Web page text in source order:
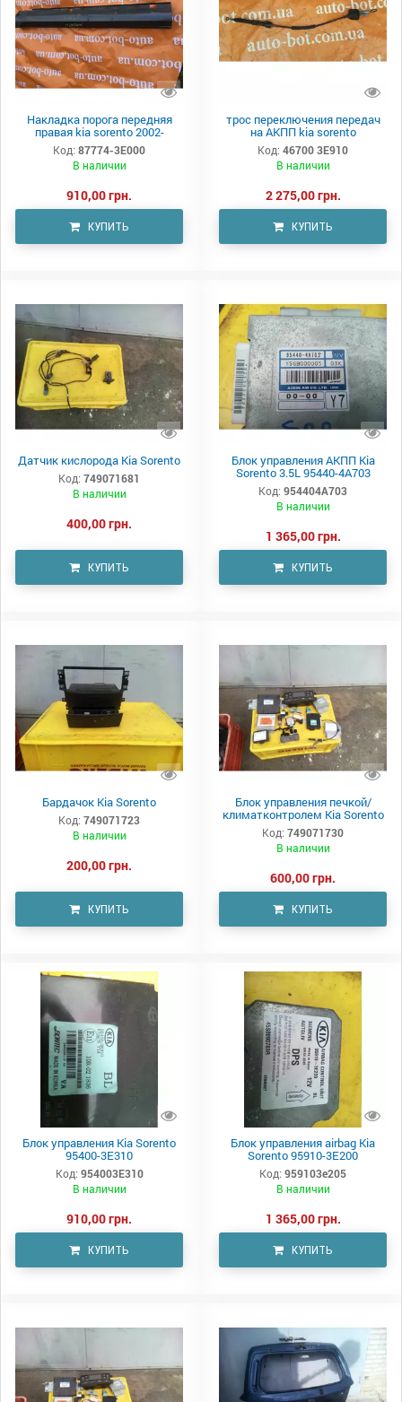
Накладка порога передняя
правая kia sorento 2002-
Код: 87774-3E000
В наличии
910,00 грн.
КУПИТЬ
трос переключения передач
на АКПП kia sorento
Код: 46700 3E910
В наличии
2 275,00 грн.
КУПИТЬ
Датчик кислорода Kia Sorento
Код: 749071681
В наличии
400,00 грн.
КУПИТЬ
Блок управления АКПП Kia
Sorento 3.5L 95440-4A703
Код: 954404A703
В наличии
1 365,00 грн.
КУПИТЬ
Бардачок Kia Sorento
Код: 749071723
В наличии
200,00 грн.
КУПИТЬ
Блок управления печкой/
климатконтролем Kia Sorento
Код: 749071730
В наличии
600,00 грн.
КУПИТЬ
Блок управления Kia Sorento
95400-3E310
Код: 954003E310
В наличии
910,00 грн.
КУПИТЬ
Блок управления airbag Kia
Sorento 95910-3E200
Код: 959103e205
В наличии
1 365,00 грн.
КУПИТЬ